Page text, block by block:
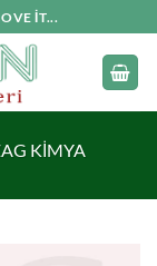
IT...
KIMYA